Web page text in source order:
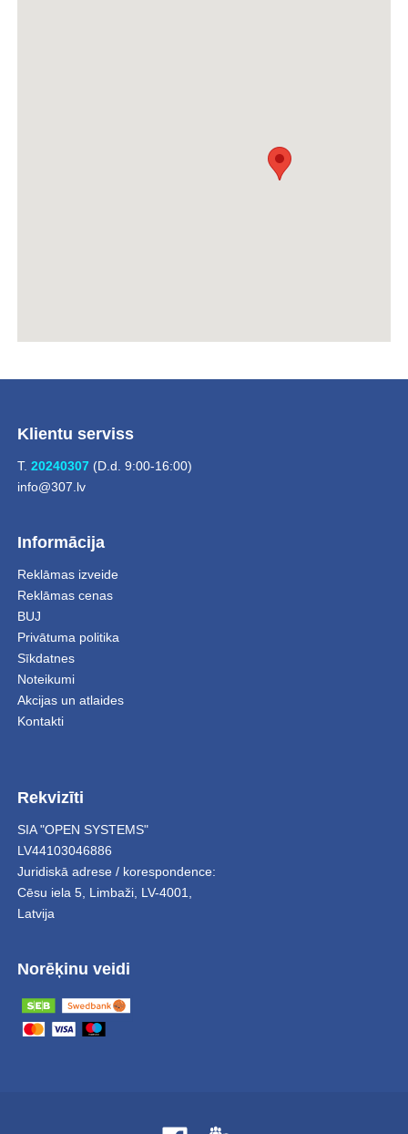
Klientu serviss
T. 20240307(D.d. 9:00-16:00)
info@307.lv
Informācija
Reklāmas izveide
Reklāmas cenas
BUJ
Privātuma politika
Sīkdatnes
Noteikumi
Akcijas un atlaides
Kontakti
Rekvizīti
SIA "OPEN SYSTEMS"
LV44103046886
Juridiskā adrese / korespondence:
Cēsu iela 5, Limbaži, LV-4001,
Latvija
Norēķinu veidi